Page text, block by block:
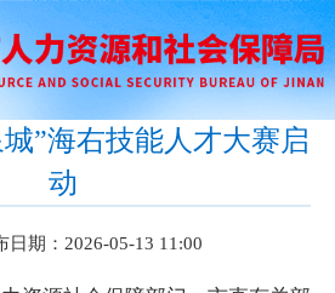
”海右技能人才大赛启
动
日期：2026-05-13 11:00